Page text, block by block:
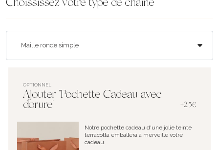
Choississez votre type de chaîne
OPTIONNEL
Ajouter "Pochette Cadeau avec
dorure"
+2.5€
Notre pochette cadeau d'une jolie teinte
terracotta emballera à merveille votre
cadeau.